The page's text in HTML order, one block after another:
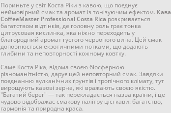
Пориньте у світ Коста Ріки з кавою, що поєднує
неймовірний смак та аромат із тонізуючим ефектом. Кава
CoffeeMaster Professional Costa Rica розкривається
багатством відтінків, де головну роль грає тонка
цитрусовая кислинка, яка ніжно переходить у
благородний аромат густого червоного вина. Цей смак
доповнюється екзотичними нотками, що додають
глибини та неповторності кожному ковтку.
Саме Коста Ріка, відома своєю біосферною
різноманітністю, дарує цей неповторний смак. Завдяки
поєднанню вулканічних ґрунтів і тропічного клімату, тут
вирощують кавові зерна, які вражають своєю якістю.
"Багатий берег" — так перекладається назва країни, і це
чудово відображає смакову палітру цієї кави: багатство,
гармонія та природна краса.